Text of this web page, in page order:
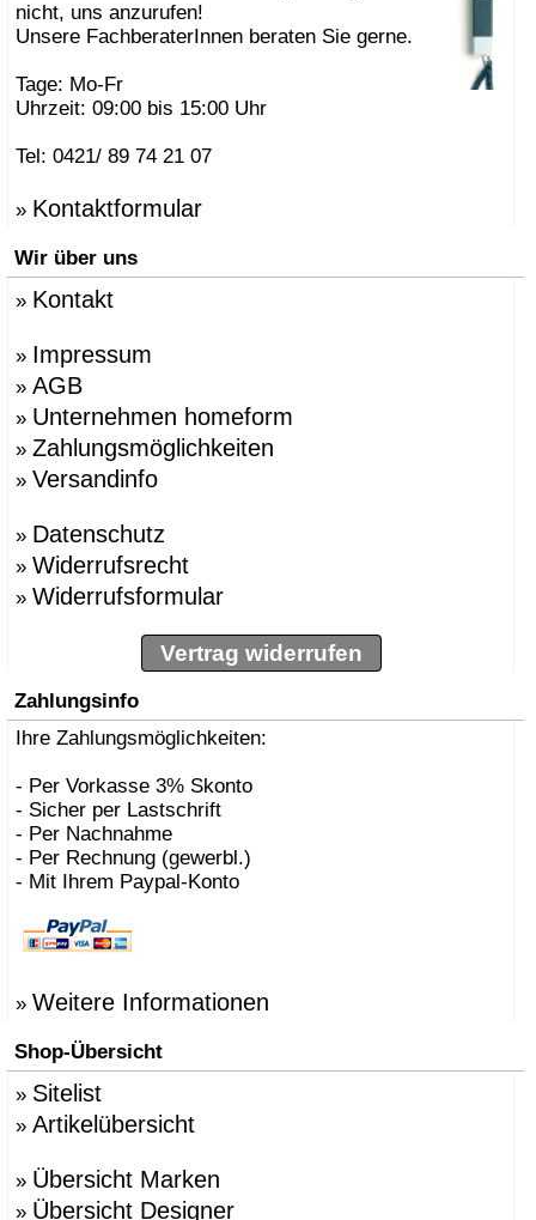
nicht, uns anzurufen!
Unsere FachberaterInnen beraten Sie gerne.
Tage: Mo-Fr
Uhrzeit: 09:00 bis 15:00 Uhr
Tel: 0421/ 89 74 21 07
» Kontaktformular
Wir über uns
» Kontakt
» Impressum
» AGB
» Unternehmen homeform
» Zahlungsmöglichkeiten
» Versandinfo
» Datenschutz
» Widerrufsrecht
» Widerrufsformular
Vertrag widerrufen
Zahlungsinfo
Ihre Zahlungsmöglichkeiten:
- Per Vorkasse 3% Skonto
- Sicher per Lastschrift
- Per Nachnahme
- Per Rechnung (gewerbl.)
- Mit Ihrem Paypal-Konto
» Weitere Informationen
Shop-Übersicht
» Sitelist
» Artikelübersicht
» Übersicht Marken
» Übersicht Designer